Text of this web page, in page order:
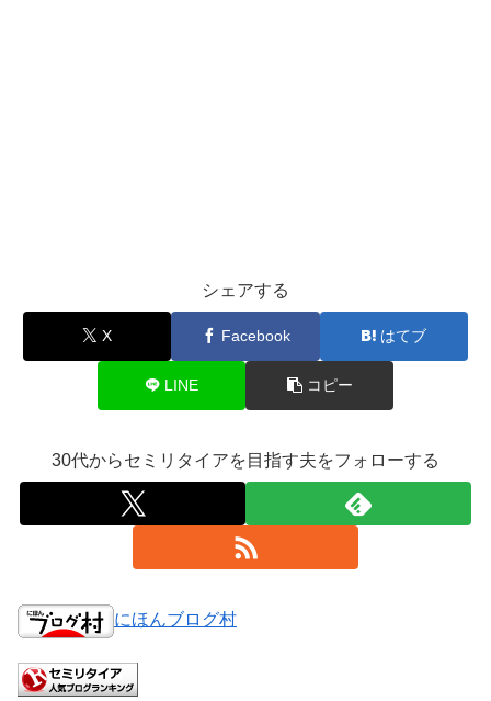
シェアする
X Facebook はてブ
LINE コピー
30代からセミリタイアを目指す夫をフォローする
にほんブログ村